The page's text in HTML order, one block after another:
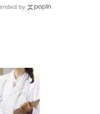
by